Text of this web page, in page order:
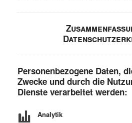
Personenbezogene Daten,
Zwecke und durch die
Dienste verarbeitet werden:
Analytik